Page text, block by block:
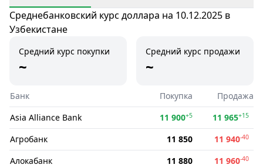
Среднебанковский курс доллара на 10.12.2025 в
Узбекистане
Средний курс покупки
~
Средний курс продажи
~
Банк Покупка
Продажа
Asia Alliance Bank
11 900+5 11 965+15
Агробанк 11 850 11 940-40
Алокабанк 11 880 11 960-40